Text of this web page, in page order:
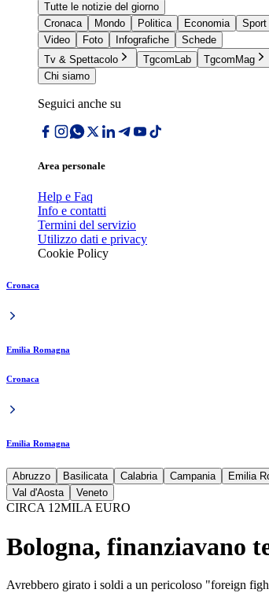
Tutte le notizie del giorno
Cronaca
Mondo Politica Economia Sport
Video
Foto Infografiche
Schede
Tv & Spettacolo
TgcomLab TgcomMag
Chi siamo
Seguici anche su
Area personale
Help e Faq
Info e contatti
Termini del servizio
Utilizzo dati e privacy
Cookie Policy
Cronaca
Emilia Romagna
Cronaca
Emilia Romagna
Abruzzo Basilicata Calabria Campania Emilia
Val d'Aosta
Veneto
CIRCA 12MILA EURO
Bologna, finanziavano
Avrebbero girato i soldi a un pericoloso "foreign